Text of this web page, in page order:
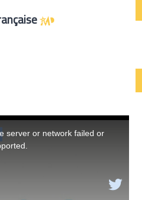
L'organisation de la Justice française